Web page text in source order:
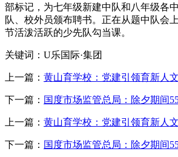
部标记，为七年级新建中队和八年级各
队、校外员颁布聘书。正在从题中队会
节活泼活跃的少先队勾当课。
关键词：U乐国际·集团
上一篇： 黄山育学校：党建引领育新人
下一篇： 国度市场监管总局：除夕期间
上一篇： 黄山育学校：党建引领育新人
下一篇： 国度市场监管总局：除夕期间